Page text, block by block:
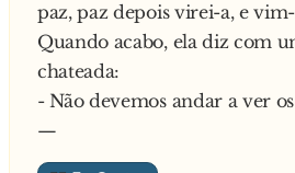
paz, paz depois virei-a, e
Quando acabo, ela diz com
chateada:
- Não devemos andar a ver
—